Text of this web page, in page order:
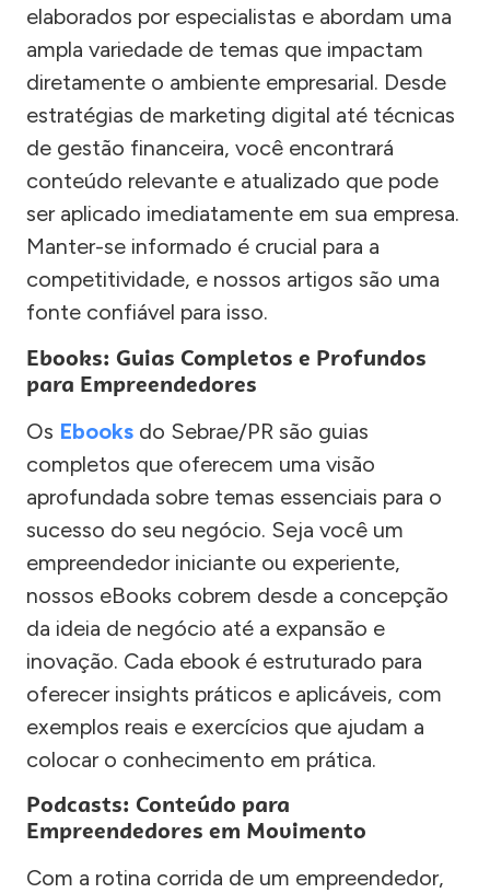
elaborados por especialistas e abordam uma
ampla variedade de temas que impactam
diretamente o ambiente empresarial. Desde
estratégias de marketing digital até técnicas
de gestão financeira, você encontrará
conteúdo relevante e atualizado que pode
ser aplicado imediatamente em sua empresa.
Manter-se informado é crucial para a
competitividade, e nossos artigos são uma
fonte confiável para isso.
Ebooks: Guias Completos e Profundos
para Empreendedores
Os Ebooks do Sebrae/PR são guias
completos que oferecem uma visão
aprofundada sobre temas essenciais para o
sucesso do seu negócio. Seja você um
empreendedor iniciante ou experiente,
nossos eBooks cobrem desde a concepção
da ideia de negócio até a expansão e
inovação. Cada ebook é estruturado para
oferecer insights práticos e aplicáveis, com
exemplos reais e exercícios que ajudam a
colocar o conhecimento em prática.
Podcasts: Conteúdo para
Empreendedores em Movimento
Com a rotina corrida de um empreendedor,